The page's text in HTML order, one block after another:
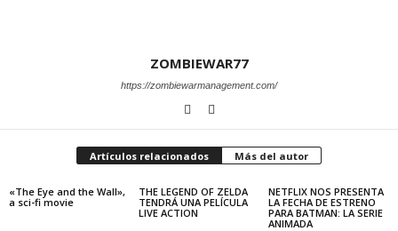
ZOMBIEWAR77
https://zombiewarmanagement.com/
Artículos relacionados Más del autor
«The Eye and the Wall»,
a sci-fi movie
THE LEGEND OF ZELDA
TENDRÁ UNA PELÍCULA
LIVE ACTION
NETFLIX NOS PRESENTA
LA FECHA DE ESTRENO
PARA BATMAN: LA SERIE
ANIMADA